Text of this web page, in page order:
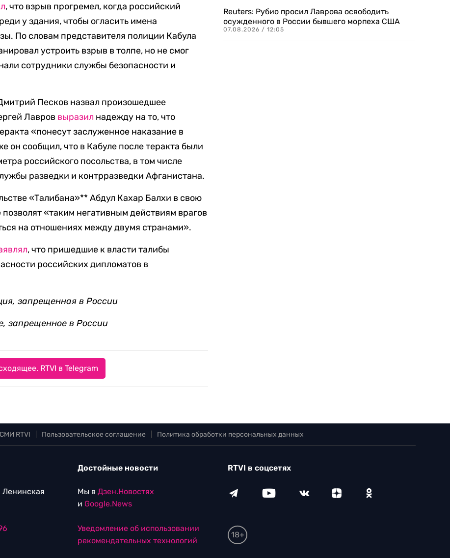
, что взрыв прогремел, когда российский
у здания, чтобы огласить имена
По словам представителя полиции Кабула
устроить взрыв в толпе, но не смог
сотрудники службы безопасности и
Песков назвал произошедшее
Лавров выразил надежду на то, что
«понесут заслуженное наказание в
он сообщил, что в Кабуле после теракта были
российского посольства, в том числе
разведки и контрразведки Афганистана.
«Талибана»** Абдул Кахар Балхи в свою
позволят «таким негативным действиям врагов
на отношениях между двумя странами».
, что пришедшие к власти талибы
российских дипломатов в
запрещенная в России
запрещенное в России
RTVI в Telegram
Reuters: Рубио просил Лаврова освободить
осужденного в России бывшего морпеха США
07.08.2026 / 12:05
RTVI Пользовательское соглашение Политика обработки персональных данных
Ленинская
Достойные новости
Мы в Дзен.Новостях
и Google.News
Уведомление об использовании
рекомендательных технологий
RTVI в соцсетях
18+